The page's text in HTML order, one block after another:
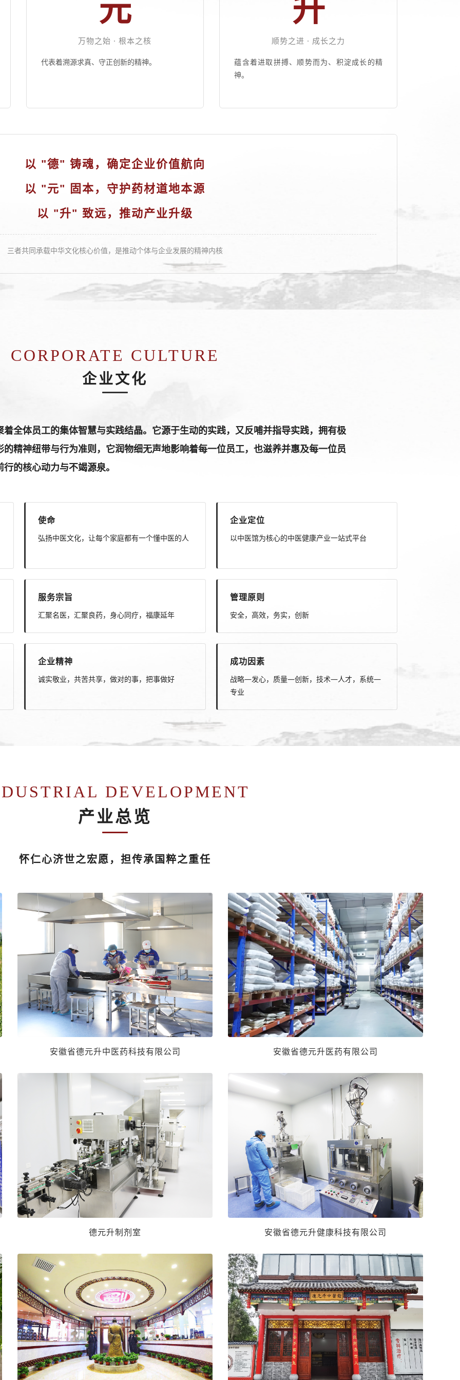
元
万物之始 · 根本之核
代表着溯源求真、守正创新的精神。
升
顺势之进 · 成长之力
蕴含着进取拼搏、顺势而为、积淀成长的精
神。
以 "德" 铸魂，确定企业价值航向
以 "元" 固本，守护药材道地本源
以 "升" 致远，推动产业升级
三者共同承载中华文化核心价值，是推动个体与企业发展的精神内核
CORPORATE CULTURE
企业文化
全体员工的集体智慧与实践结晶。它源于生动的实践，又反哺并指导实践，拥有极
精神纽带与行为准则，它润物细无声地影响着每一位员工，也滋养并惠及每一位员
的核心动力与不竭源泉。
使命
弘扬中医文化，让每个家庭都有一个懂中医的人
企业定位
以中医馆为核心的中医健康产业一站式平台
服务宗旨
汇聚名医，汇聚良药，身心同疗，福康延年
管理原则
安全，高效，务实，创新
企业精神
诚实敬业，共苦共享，做对的事，把事做好
成功因素
战略—发心，质量—创新，技术—人才，系统—
专业
DEVELOPMENT
产业总览
怀仁心济世之宏愿，担传承国粹之重任
安徽省德元升中医药科技有限公司 安徽省德元升医药有限公司
德元升制剂室 安徽省德元升健康科技有限公司